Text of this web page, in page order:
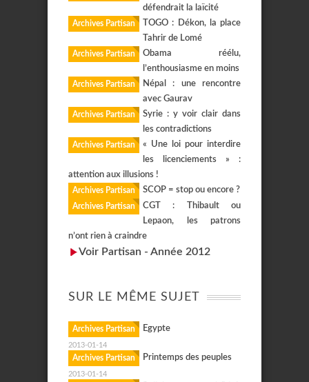
défendrait la laïcité
Archives Partisan
TOGO : Dékon, la place
Tahrir de Lomé
Archives Partisan
Obama réélu,
l’enthousiasme en moins
Archives Partisan
Népal : une rencontre
avec Gaurav
Archives Partisan
Syrie : y voir clair dans
les contradictions
Archives Partisan
« Une loi pour interdire
les licenciements » :
attention aux illusions !
Archives Partisan SCOP = stop ou encore ?
Archives Partisan
CGT : Thibault ou
Lepaon, les patrons
n’ont rien à craindre
Voir Partisan - Année 2012
SUR LE MÊME SUJET
Archives Partisan Egypte
2013-01-14
Archives Partisan Printemps des peuples
2013-01-14